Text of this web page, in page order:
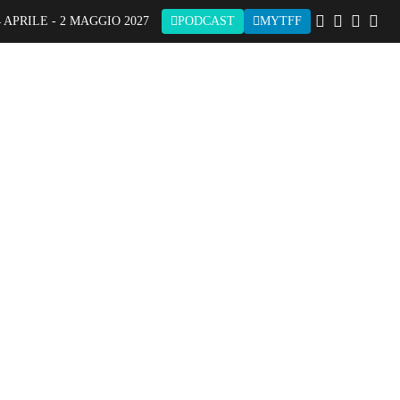
- 2 MAGGIO 2027 PODCAST MYTFF